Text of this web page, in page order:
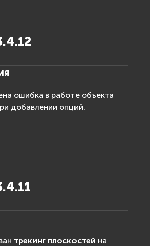
ошибка в работе объекта
добавлении опций.
трекинг плоскостей на